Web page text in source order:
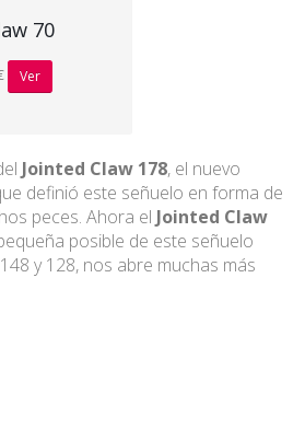
70
Ver
Jointed Claw 178, el nuevo
definió este señuelo en forma de
peces. Ahora el Jointed Claw
posible de este señuelo
y 128, nos abre muchas más